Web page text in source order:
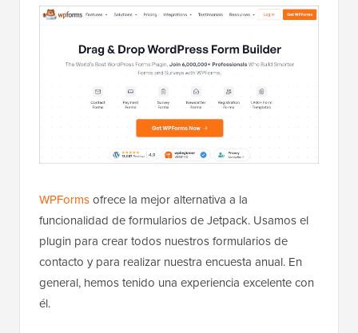
WPFormsofrece la mejor alternativa a la
funcionalidad de formularios de Jetpack. Usamos el
plugin para crear todos nuestros formularios de
contacto y para realizar nuestra encuesta anual. En
general, hemos tenido una experiencia excelente con
él.